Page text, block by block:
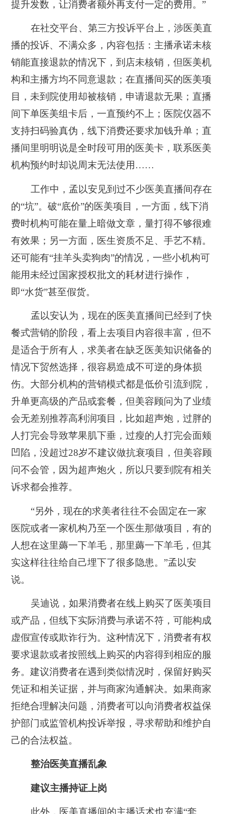
提升发数，让消费者额外再支付一定的费用。”
在社交平台、第三方投诉平台上，涉医美直
播的投诉、不满众多，内容包括：主播承诺未核
销能直接退款的情况下，到店未核销，但医美机
构和主播方均不同意退款；在直播间买的医美项
目，未到院使用却被核销，申请退款无果；直播
间下单医美组卡后，一直预约不上；医院仪器不
支持扫码验真伪，线下消费还要求加钱升单；直
播间里明明说是全时段可用的医美卡，联系医美
机构预约时却说周末无法使用……
工作中，孟以安见到过不少医美直播间存在
的“坑”。破“底价”的医美项目，一方面，线下消
费时机构可能在量上暗做文章，量打得不够很难
有效果；另一方面，医生资质不足、手艺不精。
还可能有“挂羊头卖狗肉”的情况，一些小机构可
能用未经过国家授权批文的耗材进行操作，
即“水货”甚至假货。
孟以安认为，现在的医美直播间已经到了快
餐式营销的阶段，看上去项目内容很丰富，但不
是适合于所有人，求美者在缺乏医美知识储备的
情况下贸然选择，很容易造成不可逆的身体损
伤。大部分机构的营销模式都是低价引流到院，
升单更高级的产品或套餐，但美容顾问为了业绩
会无差别推荐高利润项目，比如超声炮，过胖的
人打完会导致苹果肌下垂，过瘦的人打完会面颊
凹陷，没超过28岁不建议做抗衰项目，但美容顾
问不会管，因为超声炮火，所以只要到院有相关
诉求都会推荐。
“另外，现在的求美者往往不会固定在一家
医院或者一家机构乃至一个医生那做项目，有的
人想在这里薅一下羊毛，那里薅一下羊毛，但其
实这样往往给自己埋下了很多隐患。”孟以安
说。
吴迪说，如果消费者在线上购买了医美项目
或产品，但线下实际消费与承诺不符，可能构成
虚假宣传或欺诈行为。这种情况下，消费者有权
要求退款或者按照线上购买的内容得到相应的服
务。建议消费者在遇到类似情况时，保留好购买
凭证和相关证据，并与商家沟通解决。如果商家
拒绝合理解决问题，消费者可以向消费者权益保
护部门或监管机构投诉举报，寻求帮助和维护自
己的合法权益。
整治医美直播乱象
建议主播持证上岗
此外，医美直播间的主播话术也充满“套